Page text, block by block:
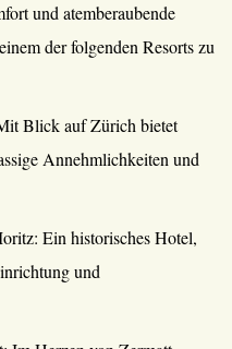
und atemberaubende
der folgenden Resorts zu
Blick auf Zürich bietet
Annehmlichkeiten und
Ein historisches Hotel,
und